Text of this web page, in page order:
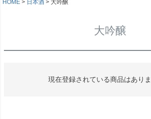
HOME 日本酒 大吟醸
大吟醸
現在登録されている商品はありま